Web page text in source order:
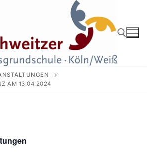
Suchen nach:
AM 13.04.2024